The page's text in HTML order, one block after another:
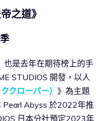
之道》
也是去年在期待榜上的手
STUDIOS 開發，以人
クローバー） 》為主題
Pearl Abyss 於2022年推
日本分社預定2023年